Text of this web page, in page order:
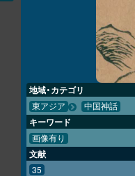
地域・カテゴリ
東アジア 中国神話
キーワード
画像有り
文献
35